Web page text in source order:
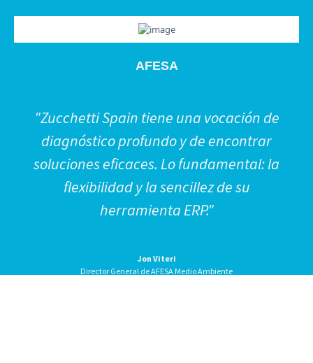
AFESA
"Zucchetti Spain tiene una vocación de
diagnóstico profundo y de encontrar
soluciones eficaces. Lo fundamental: la
flexibilidad y la sencillez de su
herramienta ERP."
Jon Viteri
Director General de AFESA Medio Ambiente